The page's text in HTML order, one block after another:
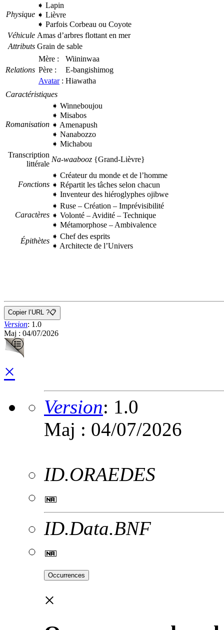
Physique
➧ Lapin
➧ Lièvre
➧ Parfois Corbeau ou Coyote
Véhicule Amas d’arbres flottant en mer
Attributs Grain de sable
Relations
Mère :
Wiininwaa
Père :
E-bangishimog
Avatar: Hiawatha
Caractéristiques
Romanisation
➧ Winneboujou
➧ Misabos
➧ Amenapush
➧ Nanabozzo
➧ Michabou
Transcription
littérale
Na-waabooz {Grand-Lièvre}
Fonctions
➧ Créateur du monde et de l’homme
➧ Répartit les tâches selon chacun
➧ Inventeur des hiéroglyphes ojibwe
Caractères
➧ Ruse – Création – Imprévisibilité
➧ Volonté – Avidité – Technique
➧ Métamorphose – Ambivalence
Épithètes
➧ Chef des esprits
➧ Architecte de l’Univers
Copier l’URL ?📋
Version: 1.0
Maj : 04/07/2026
×
Version: 1.0
Maj : 04/07/2026
ID.ORAEDES
ID.Data.BNF
Occurrences
×